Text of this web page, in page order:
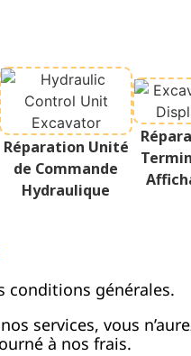
Réparation Unité
de Commande
Hydraulique
conditions générales.
services, vous
à nos frais.